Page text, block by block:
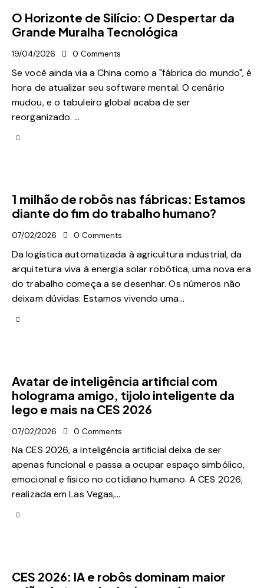
O Horizonte de Silício: O Despertar da
Grande Muralha Tecnológica
19/04/2026 0 Comments
Se você ainda via a China como a "fábrica do mundo", é
hora de atualizar seu software mental. O cenário
mudou, e o tabuleiro global acaba de ser
reorganizado. …
1 milhão de robôs nas fábricas: Estamos
diante do fim do trabalho humano?
07/02/2026 0 Comments
Da logística automatizada à agricultura industrial, da
arquitetura viva à energia solar robótica, uma nova era
do trabalho começa a se desenhar. Os números não
deixam dúvidas: Estamos vivendo uma…
Avatar de inteligência artificial com
holograma amigo, tijolo inteligente da
lego e mais na CES 2026
07/02/2026 0 Comments
Na CES 2026, a inteligência artificial deixa de ser
apenas funcional e passa a ocupar espaço simbólico,
emocional e físico no cotidiano humano. A CES 2026,
realizada em Las Vegas,…
CES 2026: IA e robôs dominam maior